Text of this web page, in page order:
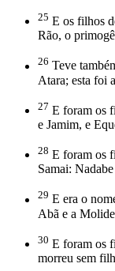
25 E os filhos
Rão, o
26 Teve
Atara; esta foi
27 E foram os
e Jamim, e
28 E foram os
Samai:
29 E era o
Abã e a
30 E foram os
morreu sem